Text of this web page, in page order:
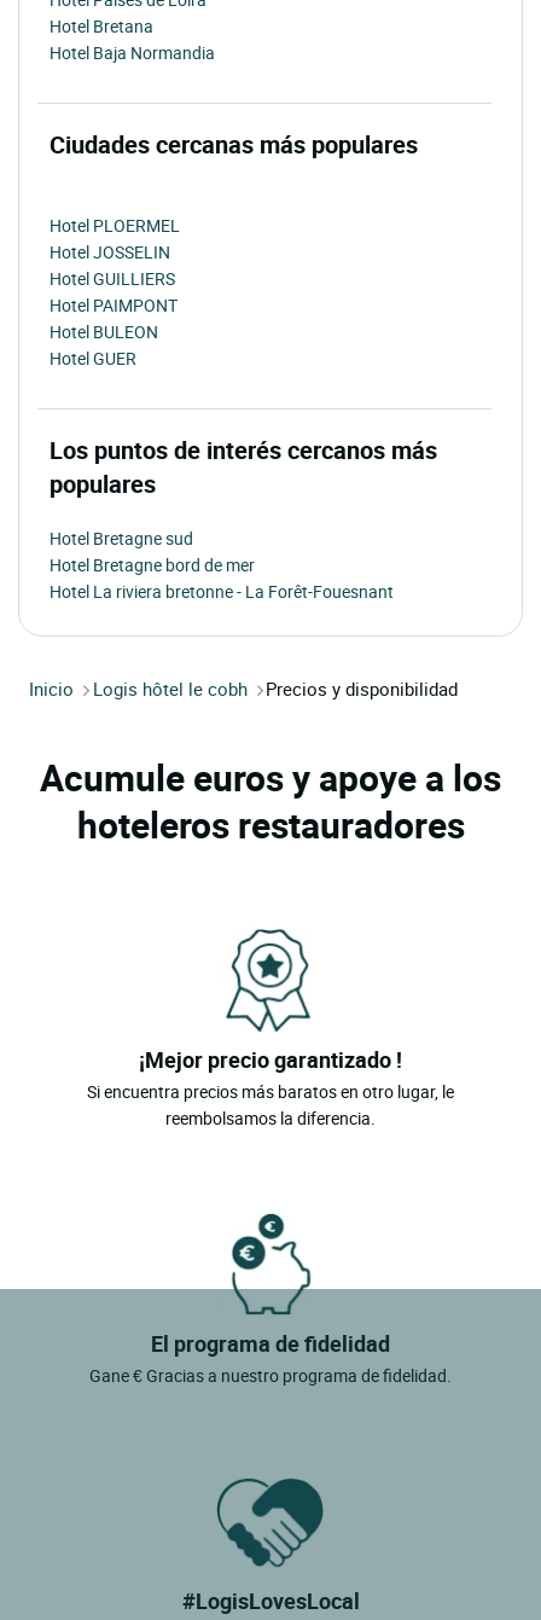
Hotel Bretana
Hotel Baja Normandia
Ciudades cercanas más populares
Hotel PLOERMEL
Hotel JOSSELIN
Hotel GUILLIERS
Hotel PAIMPONT
Hotel BULEON
Hotel GUER
Los puntos de interés cercanos más
populares
Hotel Bretagne sud
Hotel Bretagne bord de mer
Hotel La riviera bretonne - La Forêt-Fouesnant
Inicio Logis hôtel le cobh Precios y disponibilidad
Acumule euros y apoye a los
hoteleros restauradores
¡Mejor precio garantizado !
Si encuentra precios más baratos en otro lugar, le
reembolsamos la diferencia.
El programa de fidelidad
Gane € Gracias a nuestro programa de fidelidad.
#LogisLovesLocal